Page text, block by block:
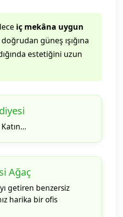
iç mekâna uygun
güneş ışığına
estetiğini uzun
Ağaç
getiren benzersiz
harika bir ofis